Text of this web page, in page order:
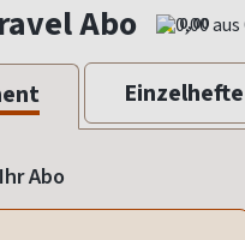
Abo 0,00
Einzelhefte
Abo